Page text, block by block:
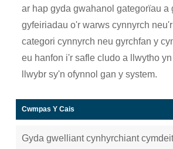
ar hap gyda gwahanol gategorïau a
gyfeiriadau o'r warws cynnyrch
categori cynnyrch neu gyrchfan y
eu hanfon i'r safle cludo a llwytho
llwybr sy'n ofynnol gan y system.
Cwmpas Y Cais
Gyda gwelliant cynhyrchiant